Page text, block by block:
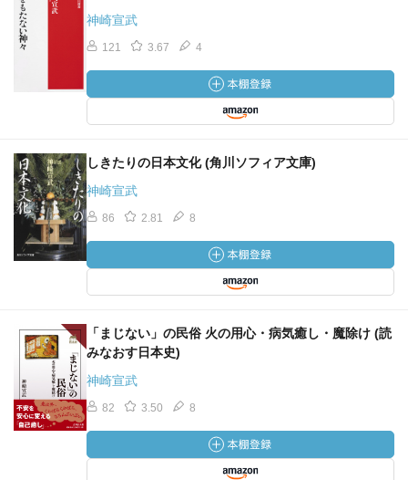
神崎宣武
121 3.67 4
しきたりの日本文化 (角川ソフィア文庫)
神崎宣武
86 2.81 8
「まじない」の民俗 火の用心・病気癒し・魔除け (読
みなおす日本史)
神崎宣武
82 3.50 8